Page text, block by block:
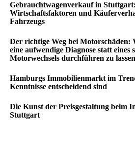
Gebrauchtwagenverkauf in
Wirtschaftsfaktoren und
Fahrzeugs
Der richtige Weg bei Motorschäden:
eine aufwendige Diagnose statt eines
Motorwechsels durchführen zu lassen
Hamburgs Immobilienmarkt im
Kenntnisse entscheidend sind
Die Kunst der Preisgestaltung beim
Stuttgart